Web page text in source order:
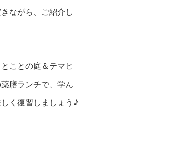
ながら、ご紹介し
ことの庭＆テマヒ
膳ランチで、学ん
く復習しましょう♪